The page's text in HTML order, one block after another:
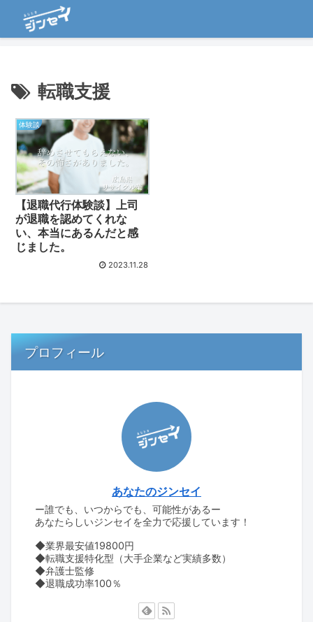
転職支援
体験談
【退職代行体験談】上司
が退職を認めてくれな
い、本当にあるんだと感
じました。
2023.11.28
プロフィール
あなたのジンセイ
ー誰でも、いつからでも、可能性があるー
あなたらしいジンセイを全力で応援しています！
◆業界最安値19800円
◆転職支援特化型（大手企業など実績多数）
◆弁護士監修
◆退職成功率100％